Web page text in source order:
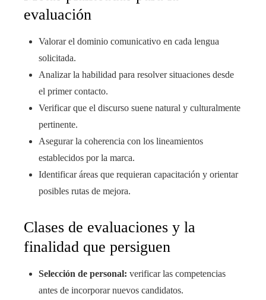
evaluación
Valorar el dominio comunicativo en cada lengua
solicitada.
Analizar la habilidad para resolver situaciones desde
el primer contacto.
Verificar que el discurso suene natural y culturalmente
pertinente.
Asegurar la coherencia con los lineamientos
establecidos por la marca.
Identificar áreas que requieran capacitación y orientar
posibles rutas de mejora.
Clases de evaluaciones y la
finalidad que persiguen
Selección de personal: verificar las competencias
antes de incorporar nuevos candidatos.